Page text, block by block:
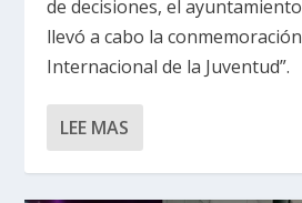
de decisiones, el
llevó a cabo la
Internacional de la Juventud”.
LEE MAS